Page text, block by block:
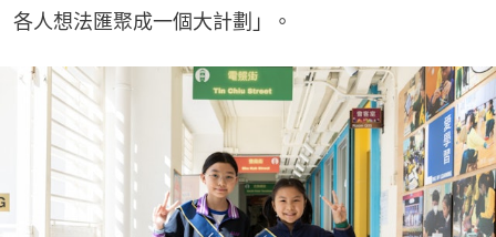
各人想法匯聚成一個大計劃」。